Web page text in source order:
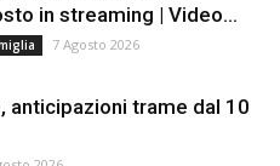
in streaming | Video...
7 Agosto 2026
anticipazioni trame dal 10